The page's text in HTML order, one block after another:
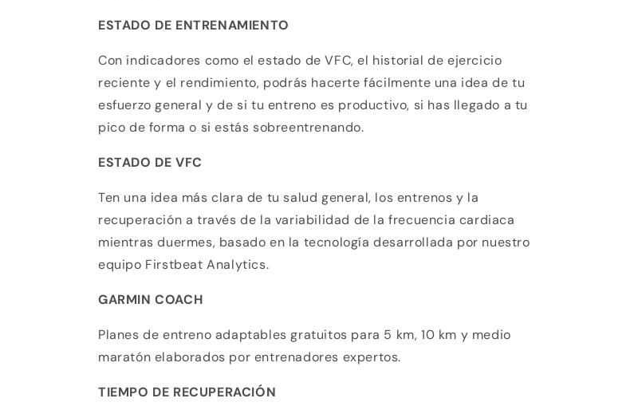
ESTADO DE ENTRENAMIENTO
Con indicadores como el estado de VFC, el historial de ejercicio
reciente y el rendimiento, podrás hacerte fácilmente una idea de tu
esfuerzo general y de si tu entreno es productivo, si has llegado a tu
pico de forma o si estás sobreentrenando.
ESTADO DE VFC
Ten una idea más clara de tu salud general, los entrenos y la
recuperación a través de la variabilidad de la frecuencia cardiaca
mientras duermes, basado en la tecnología desarrollada por nuestro
equipo Firstbeat Analytics.
GARMIN COACH
Planes de entreno adaptables gratuitos para 5 km, 10 km y medio
maratón elaborados por entrenadores expertos.
TIEMPO DE RECUPERACIÓN
¿Tienes dudas? Consulta nuestra